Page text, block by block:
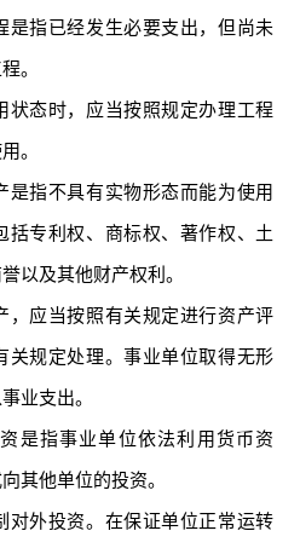
指已经发生必要支出，但尚未
。
态时，应当按照规定办理工程
。
指不具有实物形态而能为使用
括专利权、商标权、著作权、土
以及其他财产权利。
应当按照有关规定进行资产评
关规定处理。事业单位取得无形
业支出。
是指事业单位依法利用货币资
其他单位的投资。
外投资。在保证单位正常运转